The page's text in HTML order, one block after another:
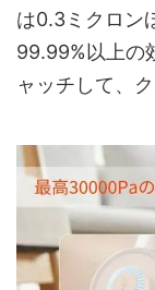
は0.3ミクロン
99.99%以上の
ャッチして、